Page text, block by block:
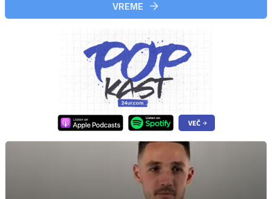
VREME